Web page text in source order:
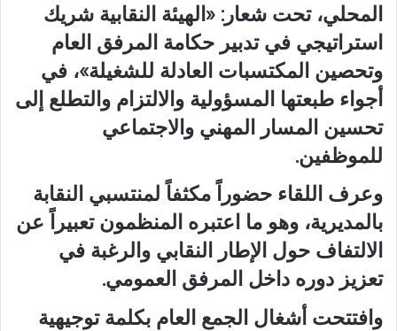
المحلي، تحت شعار: «الهيئة النقابية شريك
استراتيجي في تدبير حكامة المرفق العام
وتحصين المكتسبات العادلة للشغيلة»، في
أجواء طبعتها المسؤولية والالتزام والتطلع إلى
تحسين المسار المهني والاجتماعي
للموظفين.
وعرف اللقاء حضوراً مكثفاً لمنتسبي النقابة
بالمديرية، وهو ما اعتبره المنظمون تعبيراً عن
الالتفاف حول الإطار النقابي والرغبة في
تعزيز دوره داخل المرفق العمومي.
وافتتحت أشغال الجمع العام بكلمة توجيهية